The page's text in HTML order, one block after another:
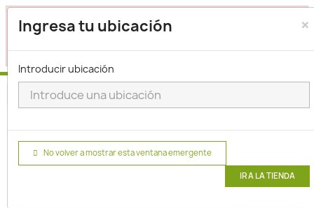
Seleccione su ubicación para que podamos verificar si
actualmente prestamos servicio en su área.
aquípara seleccionar una ubicación.
×
Ingresa tu ubicación
Introducir ubicación
No volver a mostrar esta ventana emergente
IR A LA TIENDA